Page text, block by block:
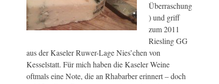
Überraschung
) und griff
zum 2011
Riesling GG
aus der Kaseler Ruwer-Lage Nies’chen von
Kesselstatt. Für mich haben die Kaseler Weine
oftmals eine Note, die an Rhabarber erinnert – doch